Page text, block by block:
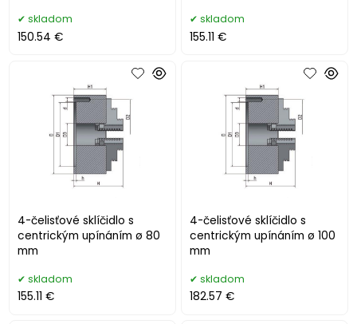
skladom
150.54 €
skladom
155.11 €
4-čelisťové sklíčidlo s
centrickým upínáním ø 80
mm
skladom
155.11 €
4-čelisťové sklíčidlo s
centrickým upínáním ø 100
mm
skladom
182.57 €